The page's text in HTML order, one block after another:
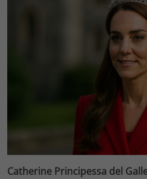
Catherine Principessa del